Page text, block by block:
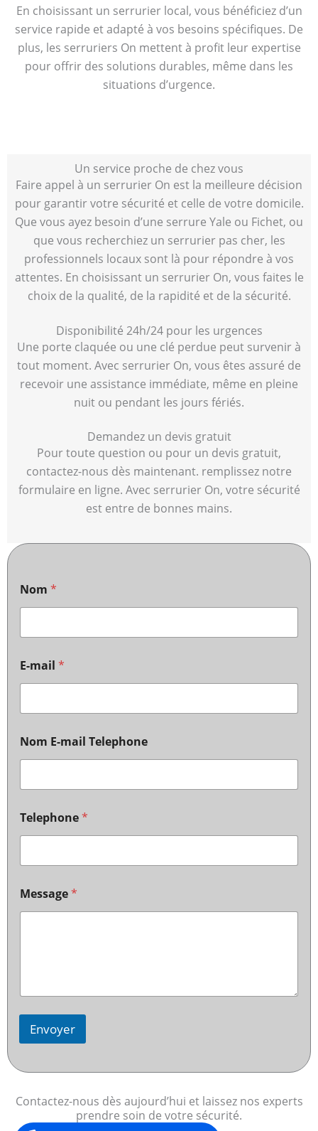
En choisissant un serrurier local, vous bénéficiez d’un
service rapide et adapté à vos besoins spécifiques. De
plus, les serruriers On mettent à profit leur expertise
pour offrir des solutions durables, même dans les
situations d’urgence.
Un service proche de chez vous
Faire appel à un serrurier On est la meilleure décision
pour garantir votre sécurité et celle de votre domicile.
Que vous ayez besoin d’une serrure Yale ou Fichet, ou
que vous recherchiez un serrurier pas cher, les
professionnels locaux sont là pour répondre à vos
attentes. En choisissant un serrurier On, vous faites le
choix de la qualité, de la rapidité et de la sécurité.
Disponibilité 24h/24 pour les urgences
Une porte claquée ou une clé perdue peut survenir à
tout moment. Avec serrurier On, vous êtes assuré de
recevoir une assistance immédiate, même en pleine
nuit ou pendant les jours fériés.
Demandez un devis gratuit
Pour toute question ou pour un devis gratuit,
contactez-nous dès maintenant. remplissez notre
formulaire en ligne. Avec serrurier On, votre sécurité
est entre de bonnes mains.
Nom *
E-mail *
Nom E-mail Telephone
Telephone*
Message*
Envoyer
Contactez-nous dès aujourd’hui et laissez nos experts
prendre soin de votre sécurité.